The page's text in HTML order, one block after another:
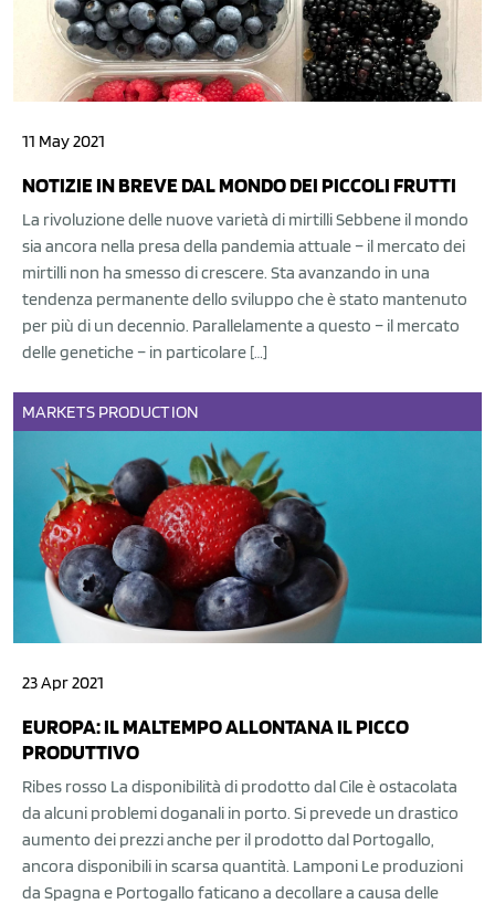
11 May 2021
NOTIZIE IN BREVE DAL MONDO DEI PICCOLI FRUTTI
La rivoluzione delle nuove varietà di mirtilli Sebbene il mondo
sia ancora nella presa della pandemia attuale – il mercato dei
mirtilli non ha smesso di crescere. Sta avanzando in una
tendenza permanente dello sviluppo che è stato mantenuto
per più di un decennio. Parallelamente a questo – il mercato
delle genetiche – in particolare […]
MARKETS PRODUCTION
23 Apr 2021
EUROPA: IL MALTEMPO ALLONTANA IL PICCO
PRODUTTIVO
Ribes rosso La disponibilità di prodotto dal Cile è ostacolata
da alcuni problemi doganali in porto. Si prevede un drastico
aumento dei prezzi anche per il prodotto dal Portogallo,
ancora disponibili in scarsa quantità. Lamponi Le produzioni
da Spagna e Portogallo faticano a decollare a causa delle